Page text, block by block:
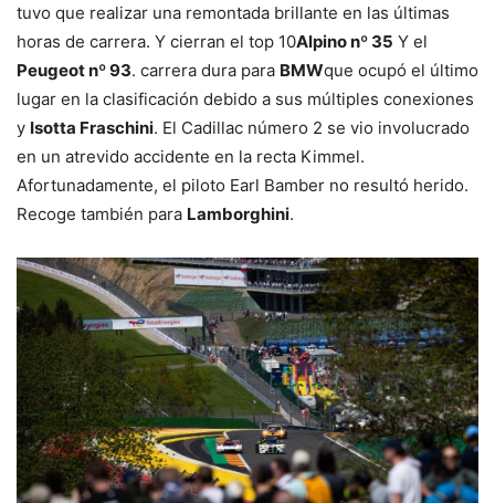
tuvo que realizar una remontada brillante en las últimas
horas de carrera. Y cierran el top 10Alpino nº 35 Y el
Peugeot nº 93. carrera dura para BMWque ocupó el último
lugar en la clasificación debido a sus múltiples conexiones
y Isotta Fraschini. El Cadillac número 2 se vio involucrado
en un atrevido accidente en la recta Kimmel.
Afortunadamente, el piloto Earl Bamber no resultó herido.
Recoge también para Lamborghini.